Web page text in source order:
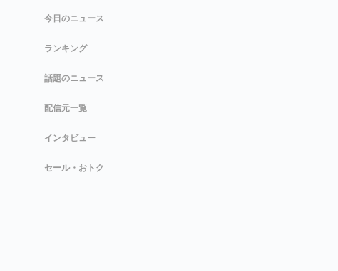
今日のニュース
ランキング
話題のニュース
配信元一覧
インタビュー
セール・おトク